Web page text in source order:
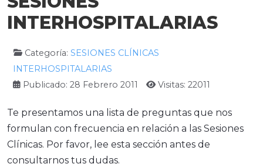
INTERHOSPITALARIAS
Categoría: SESIONES CLÍNICAS
INTERHOSPITALARIAS
Publicado: 28 Febrero 2011
Visitas: 22011
Te presentamos una lista de preguntas que nos
formulan con frecuencia en relación a las Sesiones
Clínicas. Por favor, lee esta sección antes de
consultarnos tus dudas.